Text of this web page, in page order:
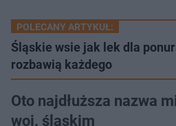
POLECANY ARTYKUŁ:
Śląskie wsie jak lek dla
rozbawią każdego
Oto najdłuższa nazwa
woj. śląskim